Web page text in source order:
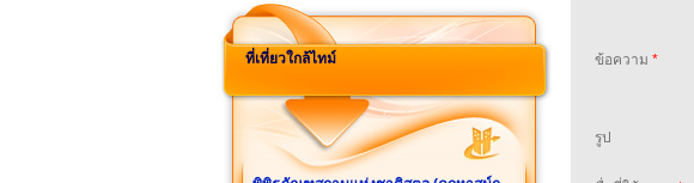
ที่เที่ยวใกล้ไทม์ ข้อความ *
รูป